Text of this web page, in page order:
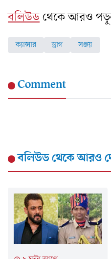
বলিউডথেকে আরও
ক্যান্সার ড্রাগ সঞ্জয়
Comment
বলিউডথেকে আরও